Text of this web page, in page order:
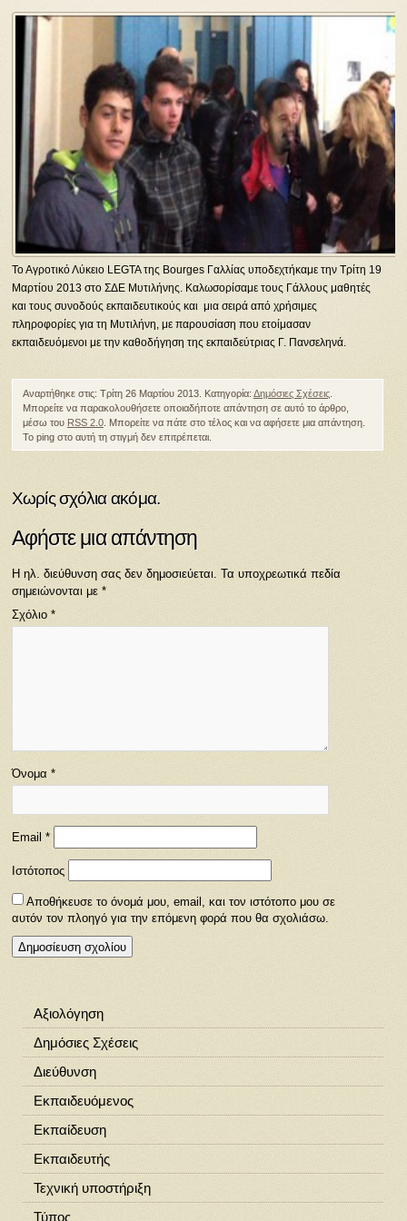
Το Αγροτικό Λύκειο LEGTA της Bourges Γαλλίας υποδεχτήκαμε την Τρίτη 19
Μαρτίου 2013 στο ΣΔΕ Μυτιλήνης. Καλωσορίσαμε τους Γάλλους μαθητές
και τους συνοδούς εκπαιδευτικούς και μια σειρά από χρήσιμες
πληροφορίες για τη Μυτιλήνη, με παρουσίαση που ετοίμασαν
εκπαιδευόμενοι με την καθοδήγηση της εκπαιδεύτριας Γ. Πανσεληνά.
Αναρτήθηκε στις: Τρίτη 26 Μαρτίου 2013. Κατηγορία: Δημόσιες Σχέσεις.
Μπορείτε να παρακολουθήσετε οποιαδήποτε απάντηση σε αυτό το άρθρο,
μέσω του RSS 2.0. Μπορείτε να πάτε στο τέλος και να αφήσετε μια απάντηση.
Το ping στο αυτή τη στιγμή δεν επιτρέπεται.
Χωρίς σχόλια ακόμα.
Αφήστε μια απάντηση
Η ηλ. διεύθυνση σας δεν δημοσιεύεται. Τα υποχρεωτικά πεδία
σημειώνονται με *
Σχόλιο *
Όνομα *
Email *
Ιστότοπος
Αποθήκευσε το όνομά μου, email, και τον ιστότοπο μου σε
αυτόν τον πλοηγό για την επόμενη φορά που θα σχολιάσω.
Αξιολόγηση
Δημόσιες Σχέσεις
Διεύθυνση
Εκπαιδευόμενος
Εκπαίδευση
Εκπαιδευτής
Τεχνική υποστήριξη
Τύπος